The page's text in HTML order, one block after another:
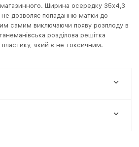
магазинного. Ширина осередку 35х4,3
дозволяє попаданню матки до
самим виключаючи появу розплоду в
розділова решітка
який є не токсичним.